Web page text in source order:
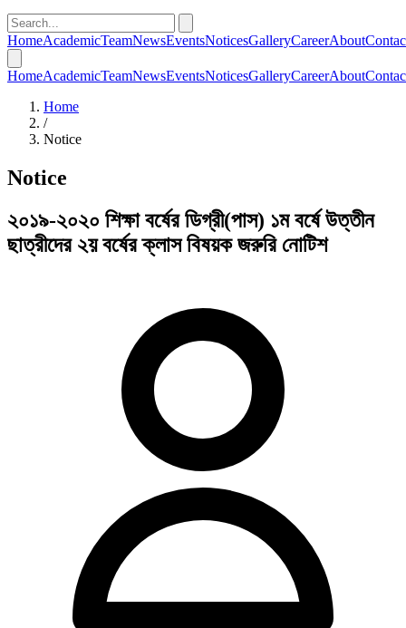
HomeAcademicTeamNewsEventsNoticesGalleryCareerAbout
HomeAcademicTeamNewsEventsNoticesGalleryCareerAbout
Home
/
Notice
Notice
২০১৯-২০২০ শিক্ষা বর্ষের ডিগ্রী(পাস) ১ম বর্ষে উত্তীন
ছাত্রীদের ২য় বর্ষের ক্লাস বিষয়ক জরুরি নোটিশ